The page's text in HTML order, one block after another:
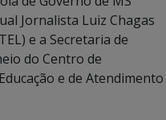
Jornalista Luiz Chagas
e a Secretaria de
do Centro de
e de Atendimento